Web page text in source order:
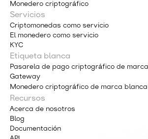
Monedero criptográfico
Servicios
Criptomonedas como servicio
El monedero como servicio
KYC
Etiqueta blanca
Pasarela de pago criptográfico de
Gateway
Monedero criptográfico de marca blanca
Recursos
Acerca de nosotros
Blog
Documentación